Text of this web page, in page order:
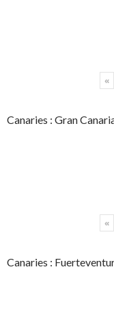
«
Canaries : Gran
«
Canaries :